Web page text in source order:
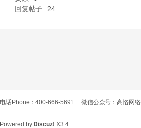
L
回复帖子
24
电话Phone：400-666-5691 微信公众号：高恪网络
Powered by Discuz! X3.4